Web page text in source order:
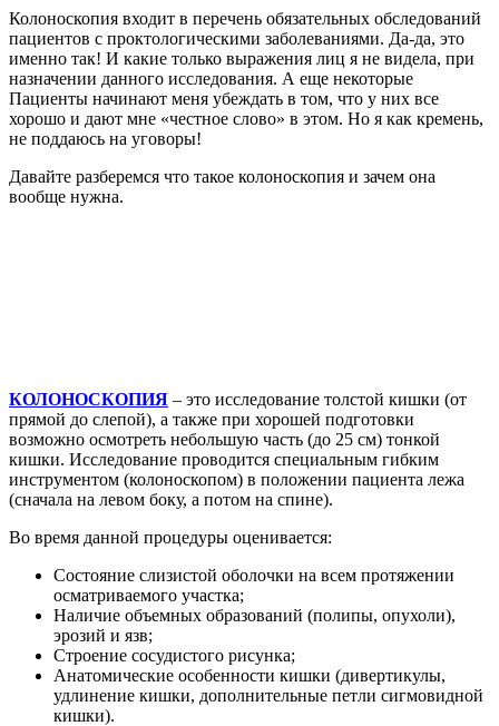
Колоноскопия входит в перечень обязательных обследований
пациентов с проктологическими заболеваниями. Да-да, это
именно так! И какие только выражения лиц я не видела, при
назначении данного исследования. А еще некоторые
Пациенты начинают меня убеждать в том, что у них все
хорошо и дают мне «честное слово» в этом. Но я как кремень,
не поддаюсь на уговоры!
Давайте разберемся что такое колоноскопия и зачем она
вообще нужна.
КОЛОНОСКОПИЯ – это исследование толстой кишки (от
прямой до слепой), а также при хорошей подготовки
возможно осмотреть небольшую часть (до 25 см) тонкой
кишки. Исследование проводится специальным гибким
инструментом (колоноскопом) в положении пациента лежа
(сначала на левом боку, а потом на спине).
Во время данной процедуры оценивается:
Состояние слизистой оболочки на всем протяжении
осматриваемого участка;
Наличие объемных образований (полипы, опухоли),
эрозий и язв;
Строение сосудистого рисунка;
Анатомические особенности кишки (дивертикулы,
удлинение кишки, дополнительные петли сигмовидной
кишки).